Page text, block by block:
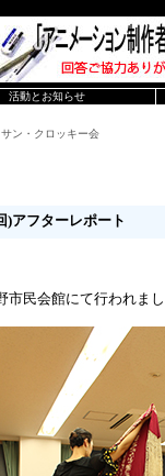
活動とお知らせ
ン・クロッキー会
)アフターレポート
市民会館にて行われま